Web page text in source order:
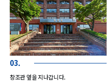
03.
창조관 옆을 지나갑니다.
체육관